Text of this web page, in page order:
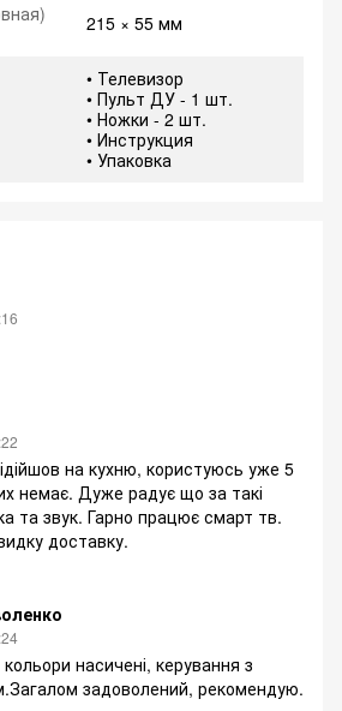
215 × 55 мм
• Телевизор
• Пульт ДУ - 1 шт.
• Ножки - 2 шт.
• Инструкция
• Упаковка
на кухню, користуюсь уже 5
немає. Дуже радує що за такі
та звук. Гарно працює смарт тв.
доставку.
насичені, керування з
задоволений, рекомендую.